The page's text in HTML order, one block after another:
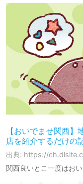
【おいでませ関西
店を紹介するだけの
出典: https://
関西良いとこ一度はお